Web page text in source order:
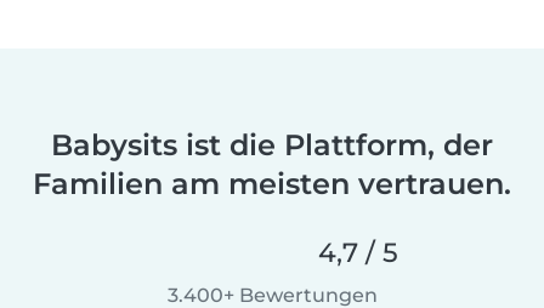
Babysits ist die Plattform, der
Familien am meisten vertrauen.
4,7 / 5
3.400+ Bewertungen